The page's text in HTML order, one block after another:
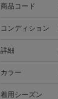
商品コード
コンディション
詳細
カラー
着用シーズン